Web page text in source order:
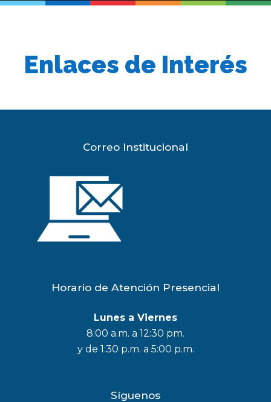
Enlaces de Interés
Correo Institucional
Horario de Atención Presencial
Lunes a Viernes
8:00 a.m. a 12:30 pm.
y de 1:30 p.m. a 5:00 p.m.
Síguenos